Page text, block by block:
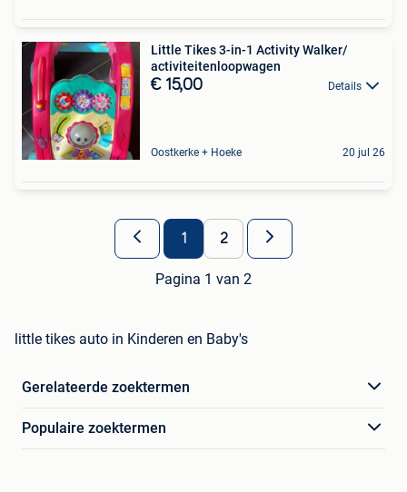
Little Tikes 3-in-1 Activity Walker/
activiteitenloopwagen
€ 15,00 Details
Oostkerke + Hoeke 20 jul 26
1 2
Pagina 1 van 2
little tikes auto in Kinderen en Baby's
Gerelateerde zoektermen
Populaire zoektermen